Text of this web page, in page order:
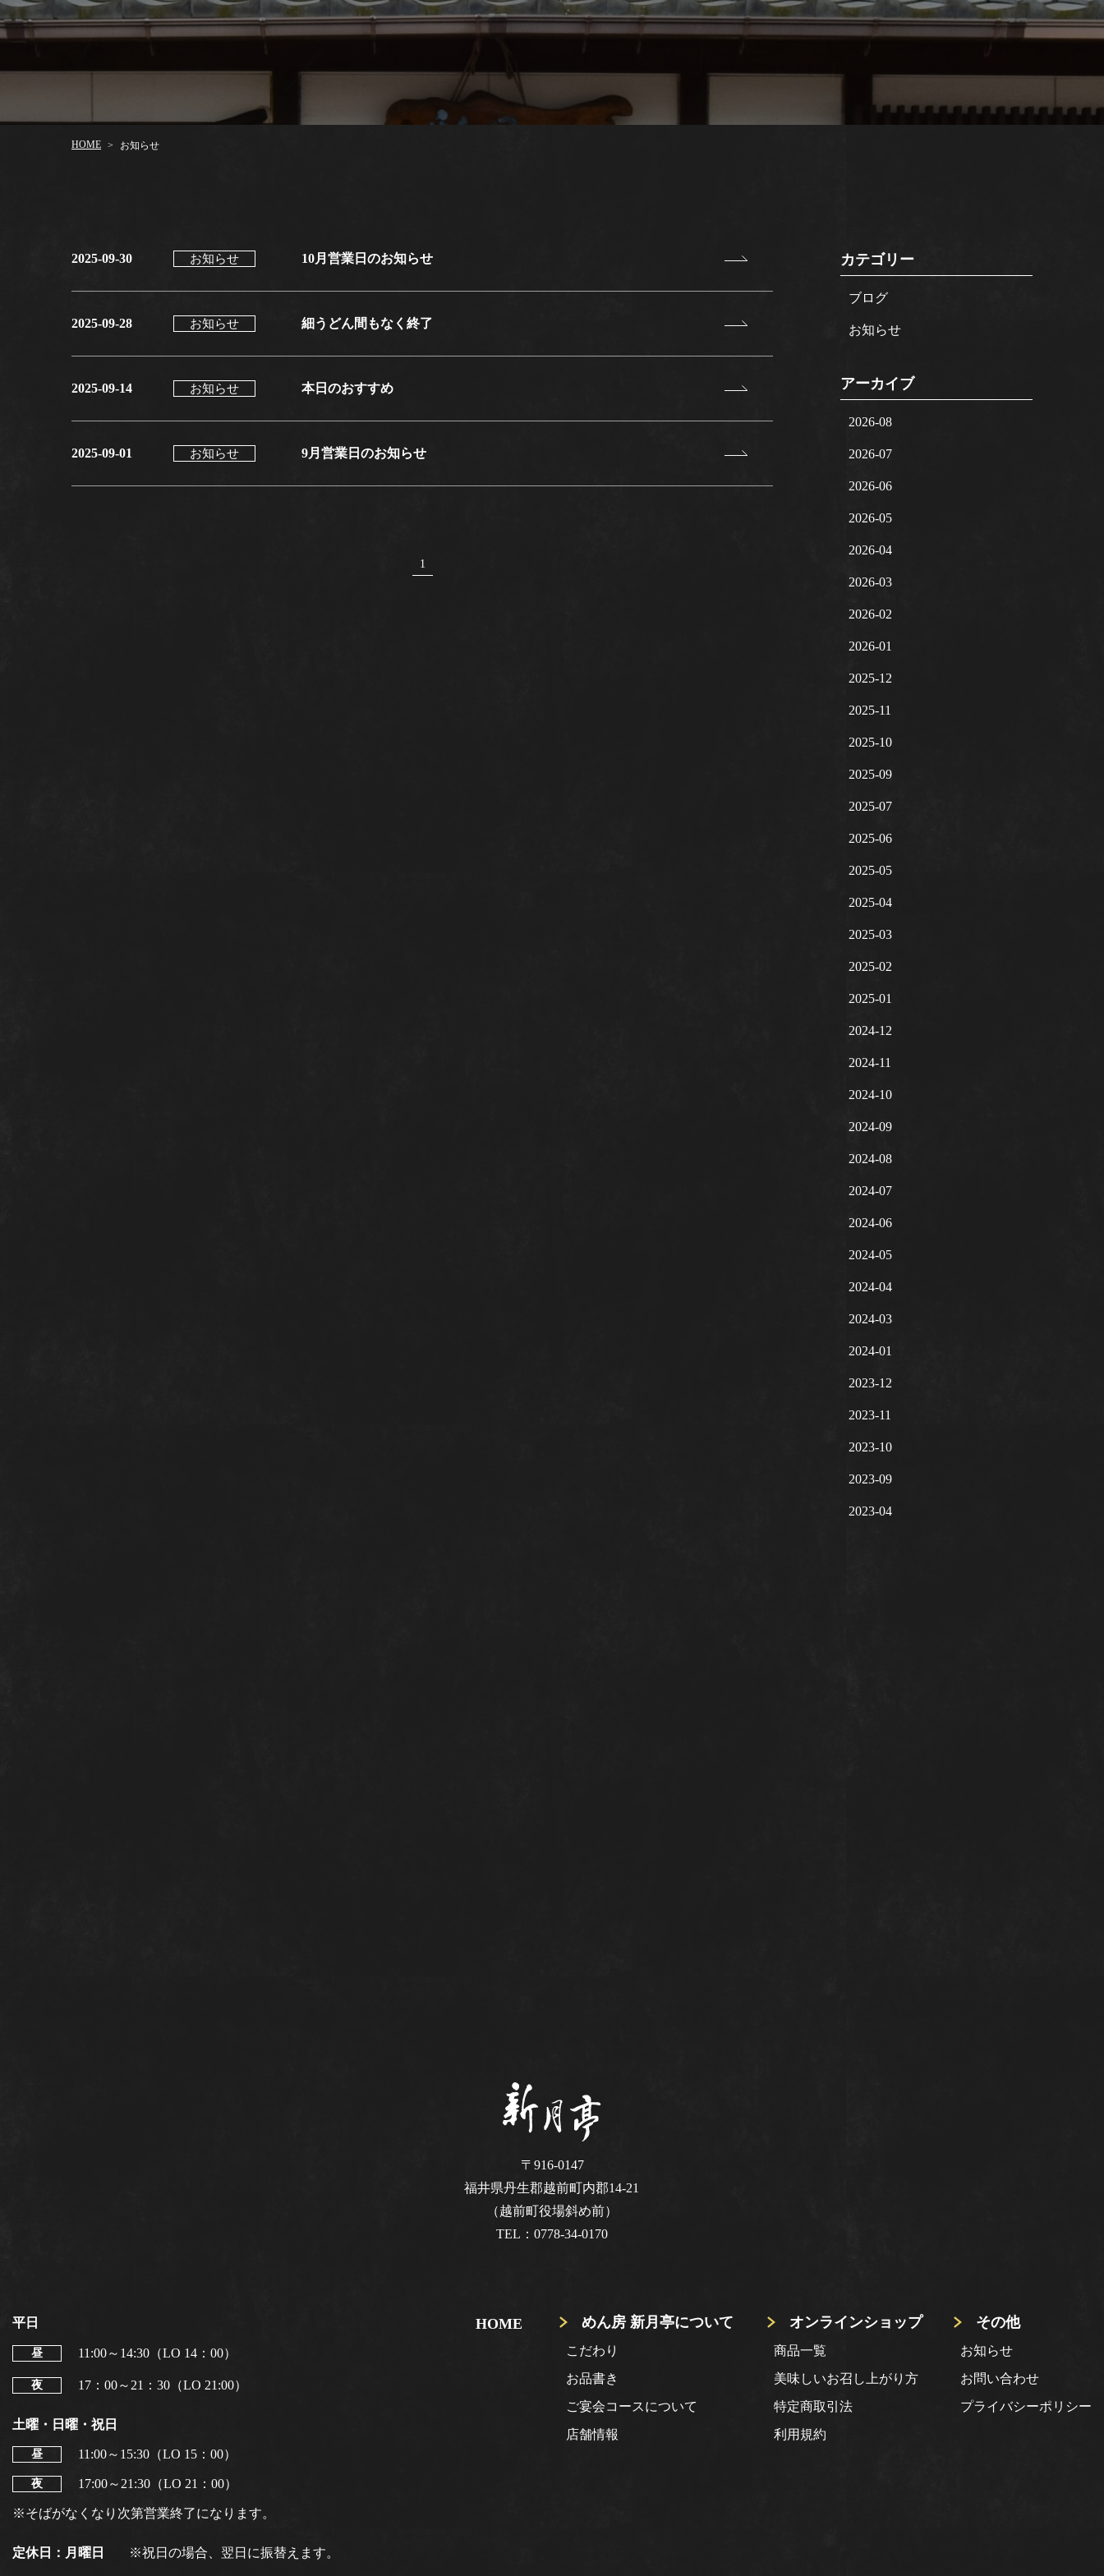
HOME > お知らせ
2025-09-30 お知らせ 10月営業日のお知らせ
2025-09-28 お知らせ 細うどん間もなく終了
2025-09-14 お知らせ 本日のおすすめ
2025-09-01 お知らせ 9月営業日のお知らせ
1
カテゴリー
ブログ
お知らせ
アーカイブ
2026-08
2026-07
2026-06
2026-05
2026-04
2026-03
2026-02
2026-01
2025-12
2025-11
2025-10
2025-09
2025-07
2025-06
2025-05
2025-04
2025-03
2025-02
2025-01
2024-12
2024-11
2024-10
2024-09
2024-08
2024-07
2024-06
2024-05
2024-04
2024-03
2024-01
2023-12
2023-11
2023-10
2023-09
2023-04
〒916-0147
福井県丹生郡越前町内郡14-21
（越前町役場斜め前）
TEL：0778-34-0170
平日
昼 11:00～14:30（LO 14：00）
夜 17：00～21：30（LO 21:00）
土曜・日曜・祝日
昼 11:00～15:30（LO 15：00）
夜 17:00～21:30（LO 21：00）
※そばがなくなり次第営業終了になります。
定休日：月曜日 ※祝日の場合、翌日に振替えます。
HOME めん房 新月亭について
こだわり
お品書き
ご宴会コースについて
店舗情報
オンラインショップ
商品一覧
美味しいお召し上がり方
特定商取引法
利用規約
その他
お知らせ
お問い合わせ
プライバシーポリシー